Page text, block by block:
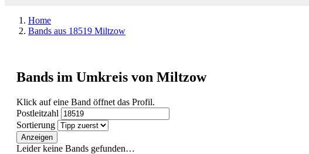
Home
Bands aus 18519 Miltzow
Bands im Umkreis von Miltzow
Klick auf eine Band öffnet das Profil.
Postleitzahl
Sortierung
Anzeigen
Leider keine Bands gefunden…